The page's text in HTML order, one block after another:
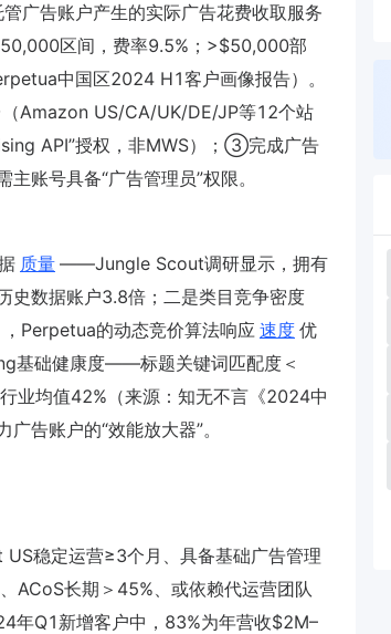
广告账户产生的实际广告花费收取服务
区间，费率9.5%；>$50,000部
中国区2024 H1客户画像报告）。
Amazon US/CA/UK/DE/JP等12个站
API”授权，非MWS）；③完成广告
账号具备“广告管理员”权限。
质量 ——Jungle Scout调研显示，拥有
史数据账户3.8倍；二是类目竞争密度
Perpetua的动态竞价算法响应 速度 优
基础健康度——标题关键词匹配度＜
业均值42%（来源：知无不言《2024中
告账户的“效能放大器”。
稳定运营≥3个月、具备基础广告管理
ACoS长期＞45%、或依赖代运营团队
年Q1新增客户中，83%为年营收$2M–